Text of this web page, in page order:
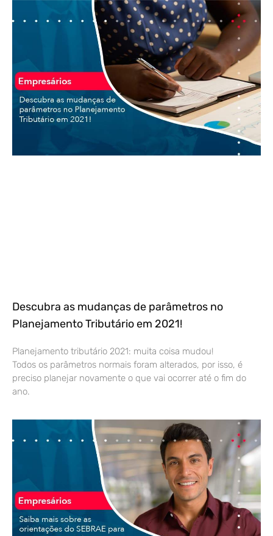
Descubra as mudanças de parâmetros no
Planejamento Tributário em 2021!
Planejamento tributário 2021: muita coisa mudou!
Todos os parâmetros normais foram alterados, por isso, é
preciso planejar novamente o que vai ocorrer até o fim do
ano.